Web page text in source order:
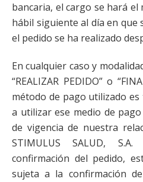
bancaria, el cargo se hará
hábil siguiente al día en que
el pedido se ha realizado
En cualquier caso y
“REALIZAR PEDIDO” o
método de pago utilizado
a utilizar ese medio de
de vigencia de nuestra
STIMULUS SALUD,
confirmación del pedido,
sujeta a la confirmación